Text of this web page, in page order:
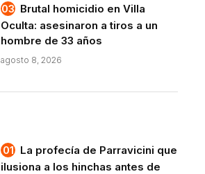
Brutal homicidio en Villa
Oculta: asesinaron a tiros a un
hombre de 33 años
agosto 8, 2026
La profecía de Parravicini que
ilusiona a los hinchas antes de